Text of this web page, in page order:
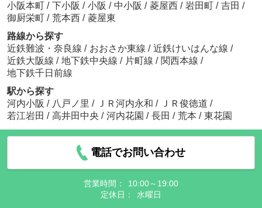
小阪本町 / 下小阪 / 小阪 / 中小阪 / 菱屋西 / 岩田町 / 吉田 /
御厨栄町 / 荒本西 / 菱屋東
路線から探す
近鉄難波・奈良線 / おおさか東線 / 近鉄けいはんな線 /
近鉄大阪線 / 地下鉄中央線 / 片町線 / 関西本線 /
地下鉄千日前線
駅から探す
河内小阪 / 八戸ノ里 / ＪＲ河内永和 / ＪＲ俊徳道 /
若江岩田 / 高井田中央 / 河内花園 / 長田 / 荒本 / 東花園
電話でお問い合わせ
営業時間：
10:00～19:00
定休日：
水曜日